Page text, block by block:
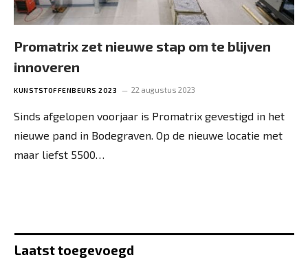
Promatrix zet nieuwe stap om te blijven
innoveren
KUNSTSTOFFENBEURS 2023 22 augustus 2023
Sinds afgelopen voorjaar is Promatrix gevestigd in het
nieuwe pand in Bodegraven. Op de nieuwe locatie met
maar liefst 5500…
Laatst toegevoegd